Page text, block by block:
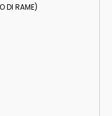
DI RAME)